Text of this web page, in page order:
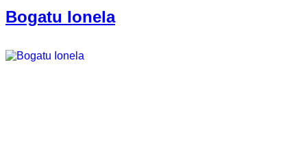
Bogatu Ionela